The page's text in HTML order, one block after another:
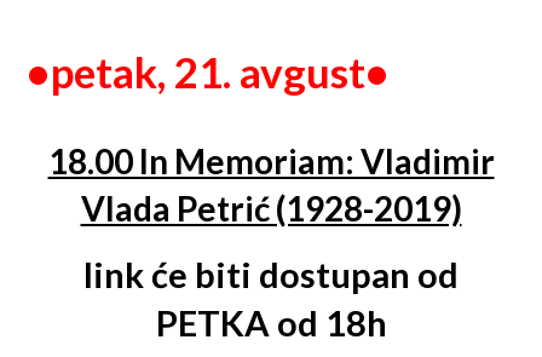
•petak, 21. avgust•
18.00 In Memoriam: Vladimir
Vlada Petrić (1928-2019)
link će biti dostupan od
PETKA od 18h